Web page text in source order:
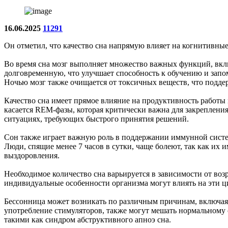
16.06.2025 11291
Он отметил, что качество сна напрямую влияет на
Во время сна мозг выполняет множество важных функций,
долговременную, что улучшает способность к обучению и
Ночью мозг также очищается от токсичных веществ, что
Качество сна имеет прямое влияние на продуктивность
касается REM-фазы, которая критически важна для
ситуациях, требующих быстрого принятия решений.
Сон также играет важную роль в поддержании иммунной
Люди, спящие менее 7 часов в сутки, чаще болеют, так как их
выздоровления.
Необходимое количество сна варьируется в зависимости от
индивидуальные особенности организма могут влиять на
Бессонница может возникать по различным причинам,
употребление стимуляторов, также могут мешать
такими как синдром абструктивного апноэ сна.